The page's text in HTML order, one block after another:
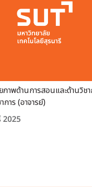
าพด้านการสอนและด้านวิช
าร (อาจารย์)
2025